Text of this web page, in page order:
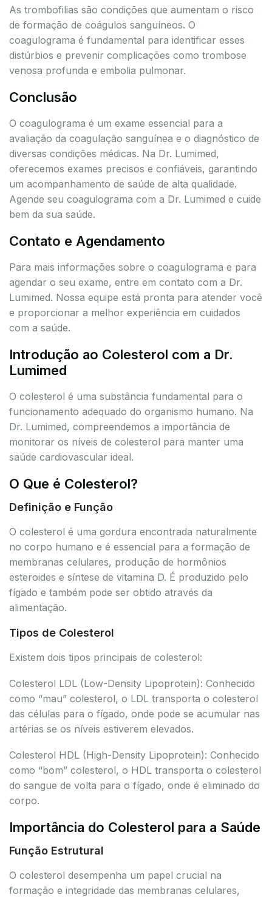
As trombofilias são condições que aumentam o risco
de formação de coágulos sanguíneos. O
coagulograma é fundamental para identificar esses
distúrbios e prevenir complicações como trombose
venosa profunda e embolia pulmonar.
Conclusão
O coagulograma é um exame essencial para a
avaliação da coagulação sanguínea e o diagnóstico de
diversas condições médicas. Na Dr. Lumimed,
oferecemos exames precisos e confiáveis, garantindo
um acompanhamento de saúde de alta qualidade.
Agende seu coagulograma com a Dr. Lumimed e cuide
bem da sua saúde.
Contato e Agendamento
Para mais informações sobre o coagulograma e para
agendar o seu exame, entre em contato com a Dr.
Lumimed. Nossa equipe está pronta para atender você
e proporcionar a melhor experiência em cuidados
com a saúde.
Introdução ao Colesterol com a Dr.
Lumimed
O colesterol é uma substância fundamental para o
funcionamento adequado do organismo humano. Na
Dr. Lumimed, compreendemos a importância de
monitorar os níveis de colesterol para manter uma
saúde cardiovascular ideal.
O Que é Colesterol?
Definição e Função
O colesterol é uma gordura encontrada naturalmente
no corpo humano e é essencial para a formação de
membranas celulares, produção de hormônios
esteroides e síntese de vitamina D. É produzido pelo
fígado e também pode ser obtido através da
alimentação.
Tipos de Colesterol
Existem dois tipos principais de colesterol:
Colesterol LDL (Low-Density Lipoprotein): Conhecido
como “mau” colesterol, o LDL transporta o colesterol
das células para o fígado, onde pode se acumular nas
artérias se os níveis estiverem elevados.
Colesterol HDL (High-Density Lipoprotein): Conhecido
como “bom” colesterol, o HDL transporta o colesterol
do sangue de volta para o fígado, onde é eliminado do
corpo.
Importância do Colesterol para a Saúde
Função Estrutural
O colesterol desempenha um papel crucial na
formação e integridade das membranas celulares,